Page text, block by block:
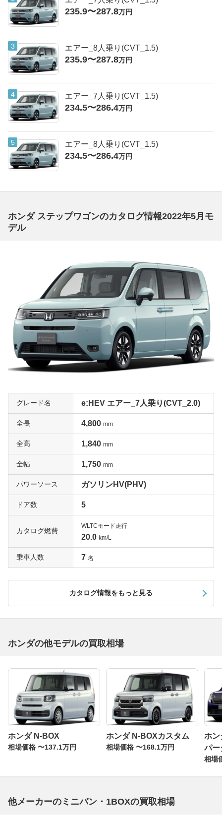
235.9〜287.8万円
エアー_8人乗り(CVT_1.5)
235.9〜287.8万円
エアー_7人乗り(CVT_1.5)
234.5〜286.4万円
エアー_8人乗り(CVT_1.5)
234.5〜286.4万円
ホンダ ステップワゴンのカタログ情報2022年5月モ
デル
グレード名 e:HEV エアー_7人乗り(CVT_2.0)
全長 4,800 mm
全高 1,840 mm
全幅 1,750 mm
パワーソース ガソリンHV(PHV)
ドア数 5
カタログ燃費
WLTCモード走行
20.0 km/L
乗車人数 7 名
カタログ情報をもっと見る
ホンダの他モデルの買取相場
ホンダ N-BOX
相場価格 〜137.1万円
ホンダ N-BOXカスタム
相場価格 〜168.1万円
ホン
パー
相場
他メーカーのミニバン・1BOXの買取相場